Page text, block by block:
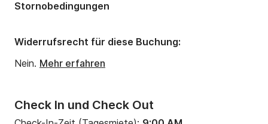
?️ Jetzt buchen! ?️ Begrenzte Verfügbarkeit.
Abenteuer auf See.
Check In und Check Out
Stornobedingungen
Widerrufsrecht für diese Buchung:
Nein. Mehr erfahren